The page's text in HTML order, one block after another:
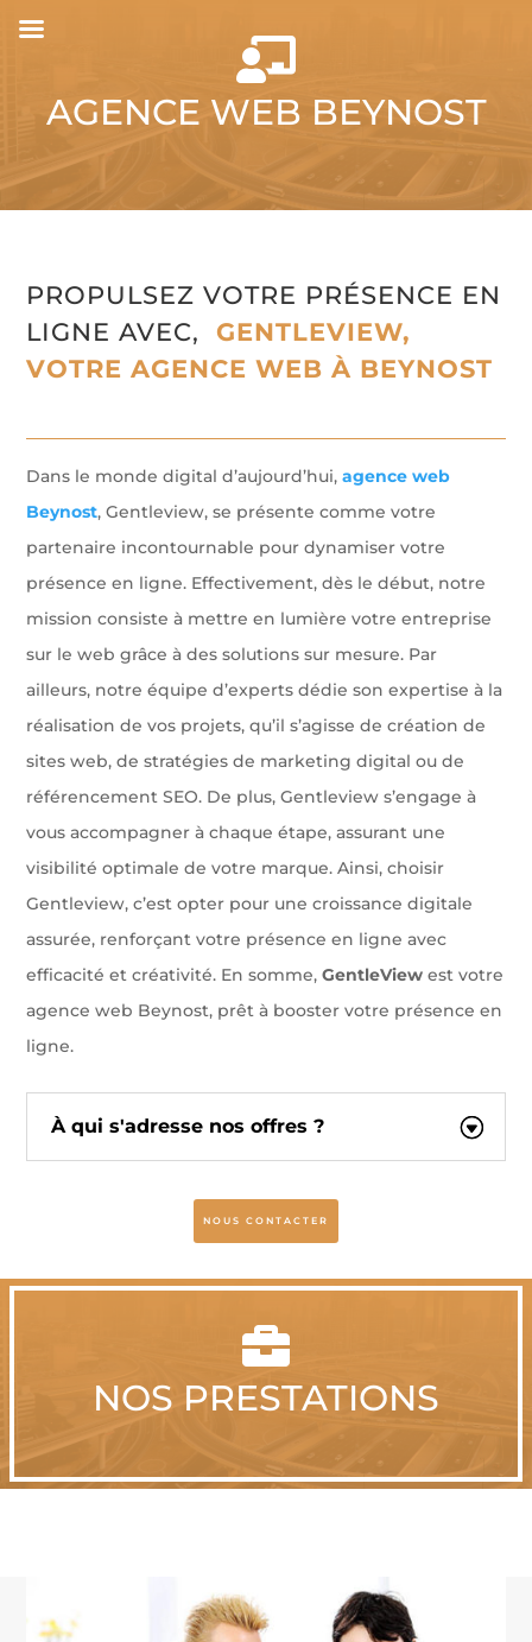

AGENCE WEB BEYNOST
PROPULSEZ VOTRE PRÉSENCE EN
LIGNE AVEC,
GENTLEVIEW,
VOTRE AGENCE WEB À BEYNOST
Dans le monde digital d’aujourd’hui,agence web
Beynost, Gentleview, se présente comme votre
partenaire incontournable pour dynamiser votre
présence en ligne. Effectivement, dès le début, notre
mission consiste à mettre en lumière votre entreprise
sur le web grâce à des solutions sur mesure. Par
ailleurs, notre équipe d’experts dédie son expertise à la
réalisation de vos projets, qu’il s’agisse de création de
sites web, de stratégies de marketing digital ou de
référencement SEO. De plus, Gentleview s’engage à
vous accompagner à chaque étape, assurant une
visibilité optimale de votre marque. Ainsi, choisir
Gentleview, c’est opter pour une croissance digitale
assurée, renforçant votre présence en ligne avec
efficacité et créativité. En somme,GentleView est votre
agence web Beynost, prêt à booster votre présence en
ligne.
À qui s'adresse nos offres ?
NOUS CONTACTER

NOS PRESTATIONS